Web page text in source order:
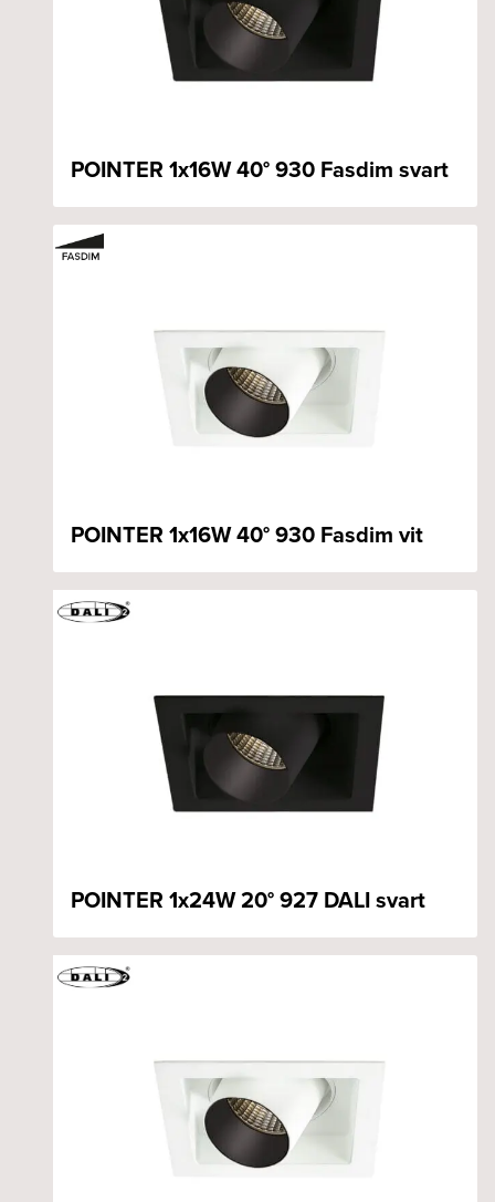
POINTER 1x16W 40° 930 Fasdim svart
POINTER 1x16W 40° 930 Fasdim vit
POINTER 1x24W 20° 927 DALI svart